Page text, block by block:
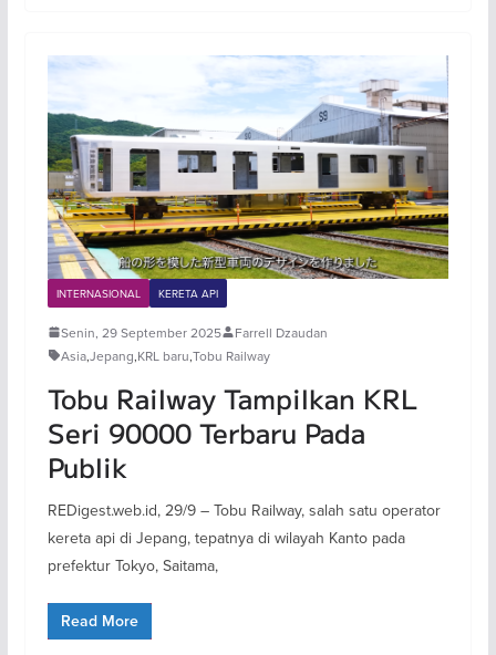
INTERNASIONAL KERETA API
Senin, 29 September 2025
Farrell Dzaudan
Asia,Jepang,KRL baru,Tobu Railway
Tobu Railway Tampilkan KRL
Seri 90000 Terbaru Pada
Publik
REDigest.web.id, 29/9 – Tobu Railway, salah satu operator
kereta api di Jepang, tepatnya di wilayah Kanto pada
prefektur Tokyo, Saitama,
Read More